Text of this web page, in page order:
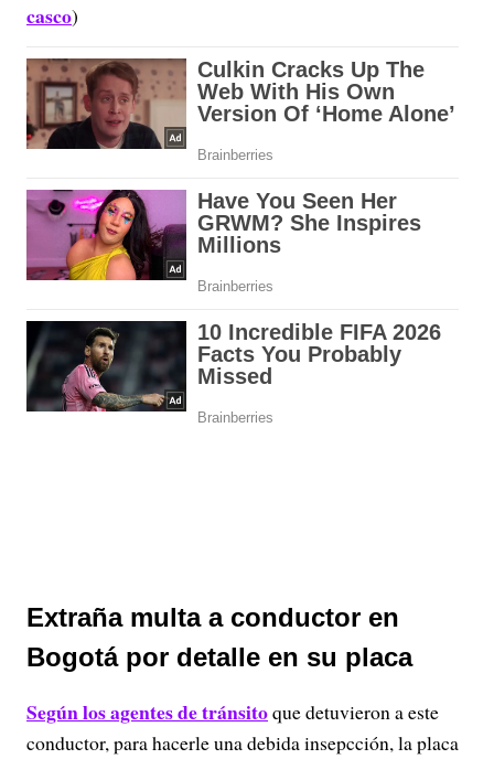
casco)
Extraña multa a conductor en
Bogotá por detalle en su placa
Según los agentes de tránsitoque detuvieron a este
conductor, para hacerle una debida insepcción, la placa